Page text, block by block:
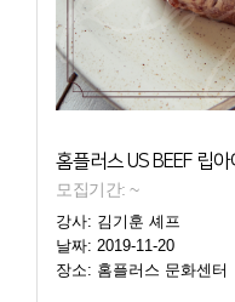
홈플러스 US BEEF 립
모집기간: ~
강사: 김기훈 셰프
날짜: 2019-11-20
장소: 홈플러스 문화센터